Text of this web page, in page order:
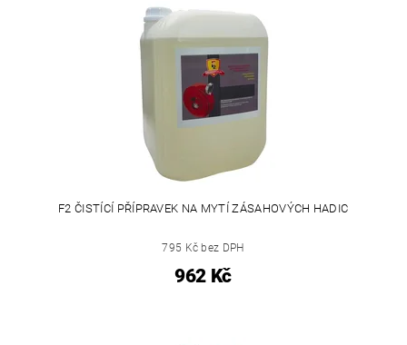
F2 ČISTÍCÍ PŘÍPRAVEK NA MYTÍ ZÁSAHOVÝCH HADIC
795 Kč bez DPH
962 Kč